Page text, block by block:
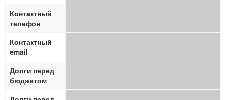
Контактный
телефон
Контактный
email
Долги перед
бюджетом